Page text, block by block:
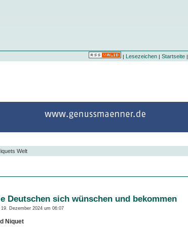
| Lesezeichen| Startseite|
Welt
Deutschen sich wünschen und bekommen
19. Dezember 2024 um 06:07
Niquet